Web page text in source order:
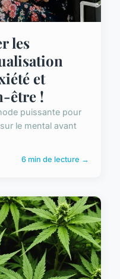
les
et
être !
puissante pour
le mental avant
6 min de lecture →